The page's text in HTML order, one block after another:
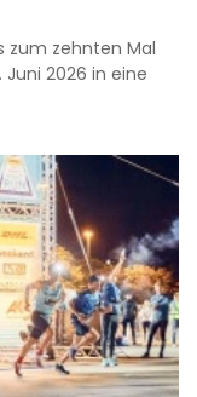
zum zehnten Mal
Juni 2026 in eine